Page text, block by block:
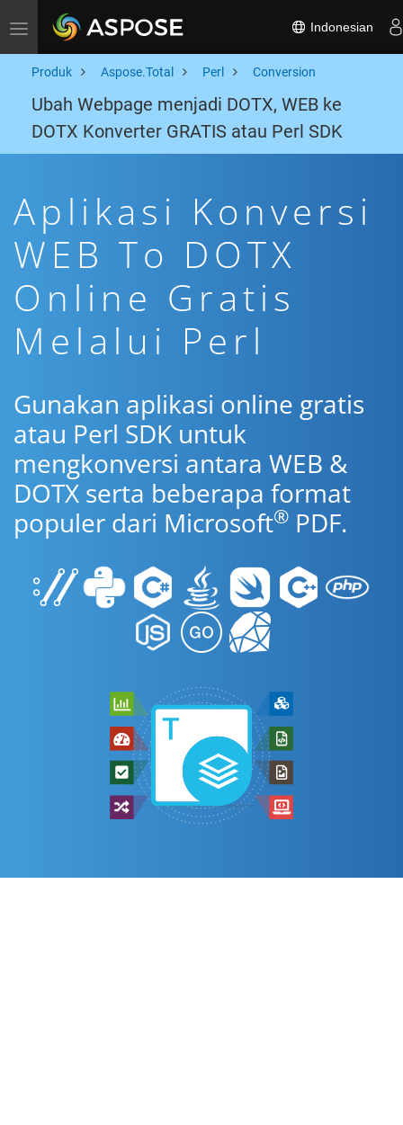
Toggle navigation Indonesian
Produk Aspose.Total Perl Conversion
Ubah Webpage menjadi DOTX, WEB ke
DOTX Konverter GRATIS atau Perl SDK
Aplikasi Konversi
WEB To DOTX
Online Gratis
Melalui Perl
Gunakan aplikasi online gratis
atau Perl SDK untuk
mengkonversi antara WEB &
DOTX serta beberapa format
populer dari Microsoft® PDF.